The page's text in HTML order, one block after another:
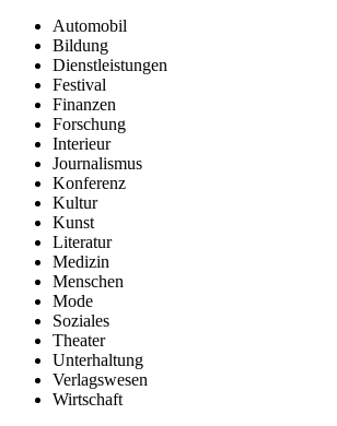
Automobil
Bildung
Dienstleistungen
Festival
Finanzen
Forschung
Interieur
Journalismus
Konferenz
Kultur
Kunst
Literatur
Medizin
Menschen
Mode
Soziales
Theater
Unterhaltung
Verlagswesen
Wirtschaft